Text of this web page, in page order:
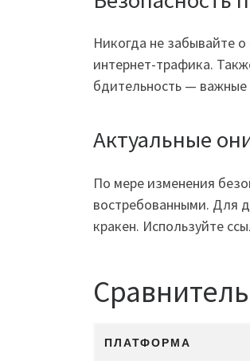
Никогда не забывайте
интернет-трафика.
бдительность —
Актуальные
По мере изменения
востребованными. Для
кракен. Используйте
ПЛАТФОРМА